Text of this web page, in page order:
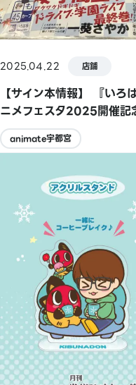
2025.04.22 店鋪
【サイン本情報】 『い
ニメフェスタ2025開催
animate宇都宮